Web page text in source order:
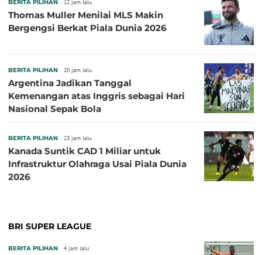
BERITA PILIHAN 12 jam lalu
Thomas Muller Menilai MLS Makin
Bergengsi Berkat Piala Dunia 2026
BERITA PILIHAN 20 jam lalu
Argentina Jadikan Tanggal
Kemenangan atas Inggris sebagai Hari
Nasional Sepak Bola
BERITA PILIHAN 23 jam lalu
Kanada Suntik CAD 1 Miliar untuk
Infrastruktur Olahraga Usai Piala Dunia
2026
BRI SUPER LEAGUE
BERITA PILIHAN 4 jam lalu